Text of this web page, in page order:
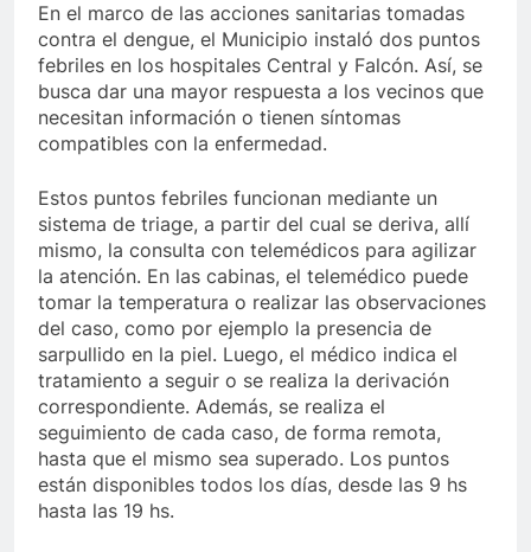
En el marco de las acciones sanitarias tomadas
contra el dengue, el Municipio instaló dos puntos
febriles en los hospitales Central y Falcón. Así, se
busca dar una mayor respuesta a los vecinos que
necesitan información o tienen síntomas
compatibles con la enfermedad.
Estos puntos febriles funcionan mediante un
sistema de triage, a partir del cual se deriva, allí
mismo, la consulta con telemédicos para agilizar
la atención. En las cabinas, el telemédico puede
tomar la temperatura o realizar las observaciones
del caso, como por ejemplo la presencia de
sarpullido en la piel. Luego, el médico indica el
tratamiento a seguir o se realiza la derivación
correspondiente. Además, se realiza el
seguimiento de cada caso, de forma remota,
hasta que el mismo sea superado. Los puntos
están disponibles todos los días, desde las 9 hs
hasta las 19 hs.